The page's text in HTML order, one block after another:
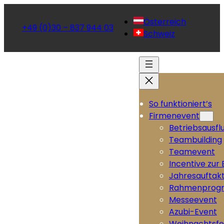
+49 (0)30 – 837 944 03
Österreich
Schweiz
So funktioniert’s
Firmenevent
Teambuilding
Teamevent
Incentive zur
Messeevent
Azubi-Event